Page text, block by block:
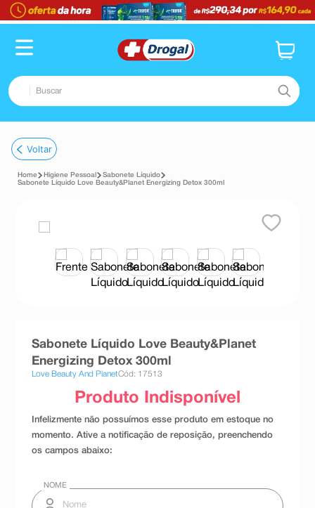
Buscar
1º fralda
2º pampers confort sec max
lenço umedecido
tadalafila
esmalte
10ºabsorvente
Voltar
Higiene Pessoal
Sabonete Líquido
Sabonete Líquido Love Beauty&Planet Energizing Detox 300ml
Sabonete Líquido Love Beauty&Planet
Energizing Detox 300ml
Love Beauty And PlanetCód: 17513